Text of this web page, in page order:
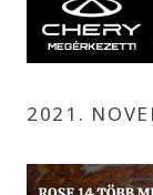
2021.